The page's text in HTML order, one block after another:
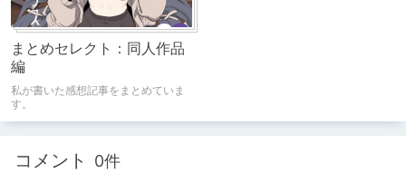
まとめセレクト：同人作品
編
私が書いた感想記事をまとめていま
す。
コメント 0件